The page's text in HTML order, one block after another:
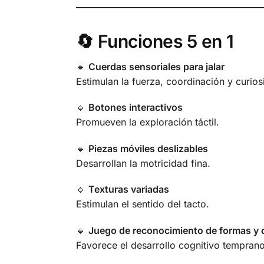
🔄 Funciones 5 en 1
🔹 Cuerdas sensoriales para jalar
Estimulan la fuerza, coordinación y
🔹 Botones interactivos
Promueven la exploración táctil.
🔹 Piezas móviles deslizables
Desarrollan la motricidad fina.
🔹 Texturas variadas
Estimulan el sentido del tacto.
🔹 Juego de reconocimiento de formas y
Favorece el desarrollo cognitivo